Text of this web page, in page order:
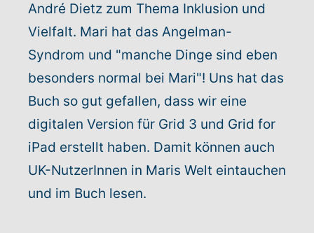
Kontakt
Leichte Sprache
Hilfe + Kontakt
Newsletter
Beratungsanfrage
André Dietz zum Thema Inklusion und
Vielfalt. Mari hat das Angelman-
Syndrom und "manche Dinge sind eben
besonders normal bei Mari"! Uns hat das
Buch so gut gefallen, dass wir eine
digitalen Version für Grid 3 und Grid for
iPad erstellt haben. Damit können auch
UK-NutzerInnen in Maris Welt eintauchen
und im Buch lesen.